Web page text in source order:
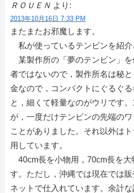
ＲＯＵＥＮ より:
2013年10月16日 7:33 PM
またまたお邪魔します。
私が使っているテンビンを紹介
某製作所の「夢のテンビン」を
者ではないので，製作所名は秘
金なので，コンパクトにぐるぐ
と，細くて軽量なのがウリです
が，一度だけテンビンの先端の
ことがありました。それ以外は
用しています。
40cm長を小物用，70cm長を大
す。ただし，沖縄では現在では販
ネットで仕入れています。余計